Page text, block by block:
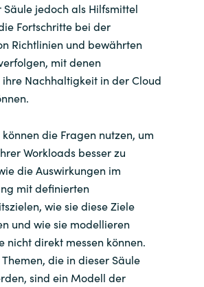
Säule jedoch als Hilfsmittel
Fortschritte bei der
Richtlinien und bewährten
mit denen
Nachhaltigkeit in der Cloud
die Fragen nutzen, um
Workloads besser zu
die Auswirkungen im
mit definierten
wie sie diese Ziele
und wie sie modellieren
nicht direkt messen können.
die in dieser Säule
sind ein Modell der